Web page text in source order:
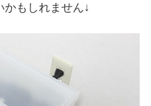
かもしれません↓